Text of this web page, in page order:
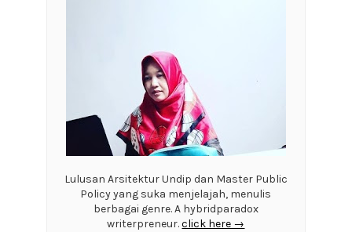
Lulusan Arsitektur Undip dan Master Public
Policy yang suka menjelajah, menulis
berbagai genre. A hybridparadox
writerpreneur.click here →